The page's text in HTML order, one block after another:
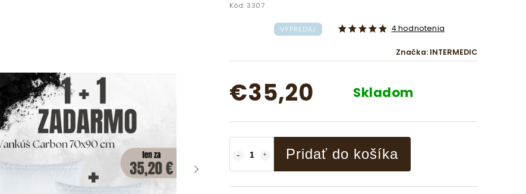
Kód: 3307
VÝPREDAJ 4 hodnotenia
Značka: INTERMEDIC
€35,20 Skladom
Pridať do košíka